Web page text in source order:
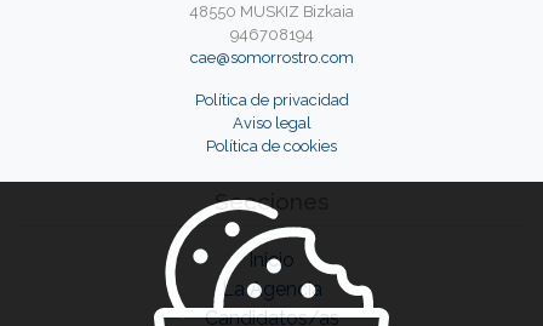
48550 MUSKIZ Bizkaia
946708194
cae@somorrostro.com
Política de privacidad
Aviso legal
Política de cookies
Secciones
Inicio
La Agencia
Candidatos/as